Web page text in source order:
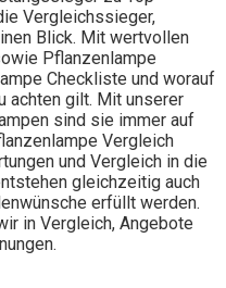
Vergleichssieger,
Blick. Mit wertvollen
Pflanzenlampe
Checkliste und worauf
achten gilt. Mit unserer
sind sie immer auf
Vergleich
und Vergleich in die
gleichzeitig auch
erfüllt werden.
in Vergleich, Angebote